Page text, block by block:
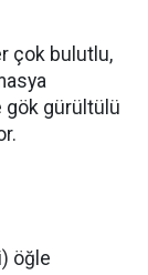
çok bulutlu,
gök gürültülü
öğle